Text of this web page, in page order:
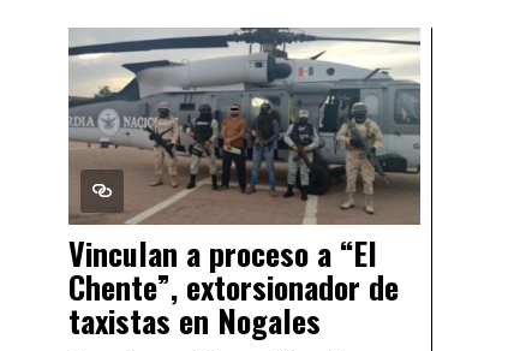
Vinculan a proceso a “El
Chente”, extorsionador de
taxistas en Nogales